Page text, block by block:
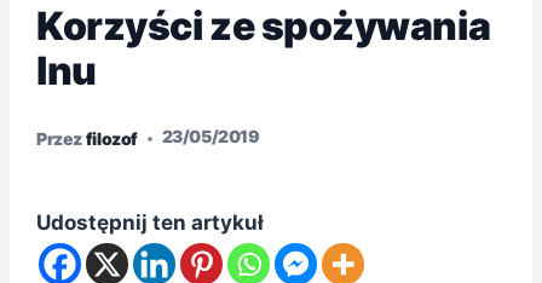
Korzyści ze spożywania
lnu
Przezfilozof 23/05/2019
Udostępnij ten artykuł